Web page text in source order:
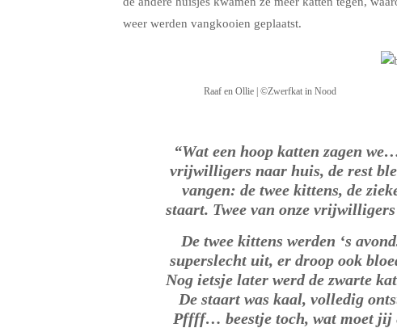
weer werden vangkooien geplaatst.
Raaf en Ollie | ©Zwerfkat in Nood
“Wat een hoop katten zagen
vrijwilligers naar huis, de rest
vangen: de twee kittens, de
staart. Twee van onze
De twee kittens werden ‘s
superslecht uit, er droop ook
Nog ietsje later werd de zwarte
De staart was kaal, volledig
Pffff… beestje toch, wat moet jij